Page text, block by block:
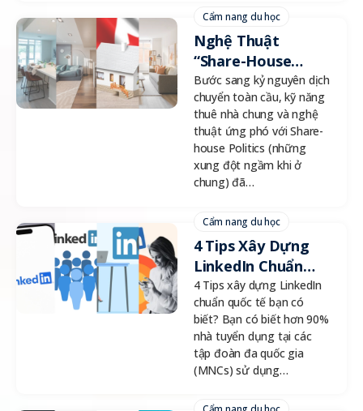
Cẩm nang du học
Nghệ Thuật
“Share-House
Politics”: Đọc Vị
Hợp Đồng Để Giữ
Tiền Cọc Và Bí
Quyết Sống Sót
Trong Không Gian
Đa Văn Hóa
Bước sang kỷ nguyên dịch
chuyển toàn cầu, kỹ năng
thuê nhà chung và nghệ
thuật ứng phó với Share-
house Politics (những
xung đột ngầm khi ở
chung) đã…
Cẩm nang du học
4 Tips Xây Dựng
LinkedIn Chuẩn
Quốc Tế
4 Tips xây dựng LinkedIn
chuẩn quốc tế bạn có
biết? Bạn có biết hơn 90%
nhà tuyển dụng tại các
tập đoàn đa quốc gia
(MNCs) sử dụng…